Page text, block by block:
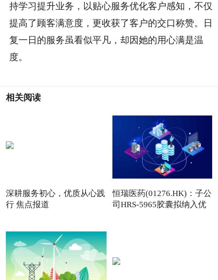
持学习提升业务，以贴心服务优化客户感知，不仅
提高了顾客满意度，更收获了客户的交口称赞。日
复一日的服务虽看似平凡，却因她的用心满是温
度。
相关阅读
深耕服务初心，优质从心践
行 焦点报道
恒瑞医药(01276.HK)：子公
司HRS-5965胶囊拟纳入优